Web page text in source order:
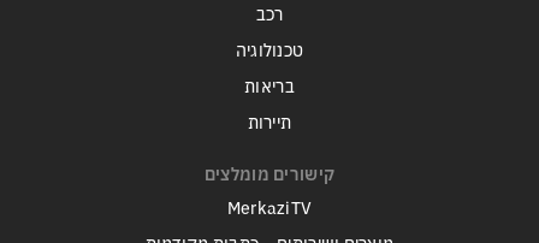
רכב
טכנולוגיה
בריאות
תיירות
קישורים מומלצים
MerkaziTV